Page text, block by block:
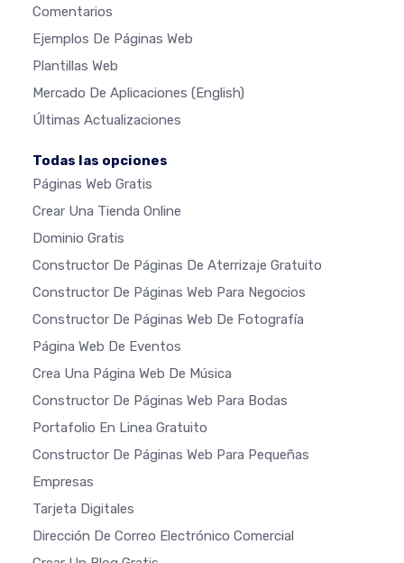
Comentarios
Ejemplos De Páginas Web
Plantillas Web
Mercado De Aplicaciones (English)
Últimas Actualizaciones
Todas las opciones
Páginas Web Gratis
Crear Una Tienda Online
Dominio Gratis
Constructor De Páginas De Aterrizaje Gratuito
Constructor De Páginas Web Para Negocios
Constructor De Páginas Web De Fotografía
Página Web De Eventos
Crea Una Página Web De Música
Constructor De Páginas Web Para Bodas
Portafolio En Linea Gratuito
Constructor De Páginas Web Para Pequeñas
Empresas
Tarjeta Digitales
Dirección De Correo Electrónico Comercial